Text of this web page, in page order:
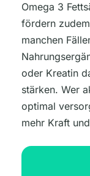
Omega 3
fördern
manchen
oder Kreatin
stärken. Wer
optimal
mehr Kraft